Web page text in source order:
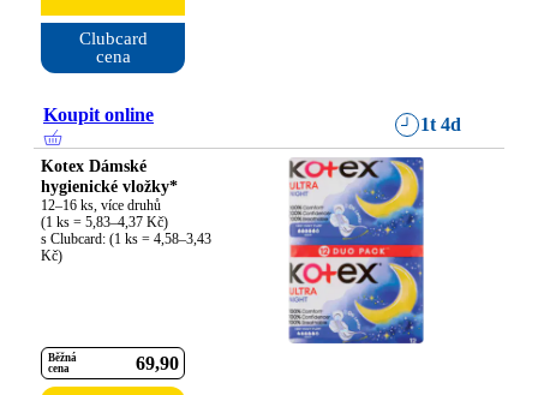
Clubcard
cena
Koupit online 1t 4d
Kotex Dámské
hygienické vložky*
12–16 ks, více druhů
(1 ks = 5,83–4,37 Kč)
s Clubcard: (1 ks = 4,58–3,43
Kč)
Běžná
cena
69 90